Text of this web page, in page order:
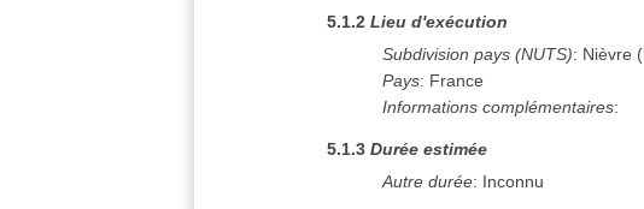
5.1.2Lieu d'exécution
Subdivision pays (NUTS): Nièvre (
Pays: France
Informations complémentaires:
5.1.3Durée estimée
Autre durée: Inconnu